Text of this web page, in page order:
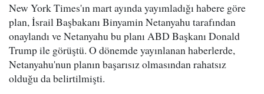
New York Times'ın mart ayında yayımladığı habere göre
plan, İsrail Başbakanı Binyamin Netanyahu tarafından
onaylandı ve Netanyahu bu planı ABD Başkanı Donald
Trump ile görüştü. O dönemde yayınlanan haberlerde,
Netanyahu'nun planın başarısız olmasından rahatsız
olduğu da belirtilmişti.